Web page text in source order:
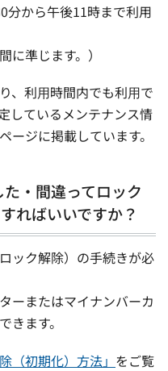
分から午後11時まで利用
に準じます。）
、利⽤時間内でも利⽤で
しているメンテナンス情
ージに掲載しています。
・間違ってロック
ればいいですか？
ック解除）の手続きが必
ーまたはマイナンバーカ
きます。
（初期化）方法」 をご覧